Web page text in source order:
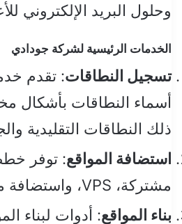
وحلول البريد الإلكتروني
الخدمات الرئيسية لشركة جودادي
تسجيل النطاقات: تقدم
أسماء النطاقات بأشكال
ذلك النطاقات التقليدية
استضافة المواقع: توفر
مشتركة، VPS، واستضافة مخصصة.
بناء المواقع: أدوات لبناء